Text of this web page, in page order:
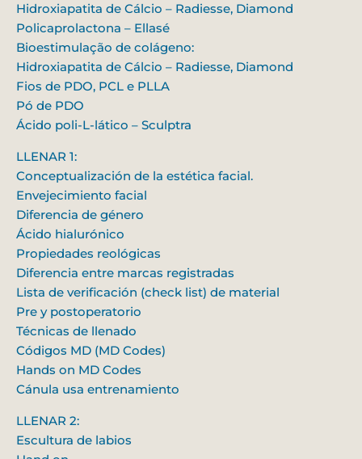
Hidroxiapatita de Cálcio – Radiesse, Diamond
Policaprolactona – Ellasé
Bioestimulação de colágeno:
Hidroxiapatita de Cálcio – Radiesse, Diamond
Fios de PDO, PCL e PLLA
Pó de PDO
Ácido poli-L-lático – Sculptra
LLENAR 1:
Conceptualización de la estética facial.
Envejecimiento facial
Diferencia de género
Ácido hialurónico
Propiedades reológicas
Diferencia entre marcas registradas
Lista de verificación (check list) de material
Pre y postoperatorio
Técnicas de llenado
Códigos MD (MD Codes)
Hands on MD Codes
Cánula usa entrenamiento
LLENAR 2:
Escultura de labios